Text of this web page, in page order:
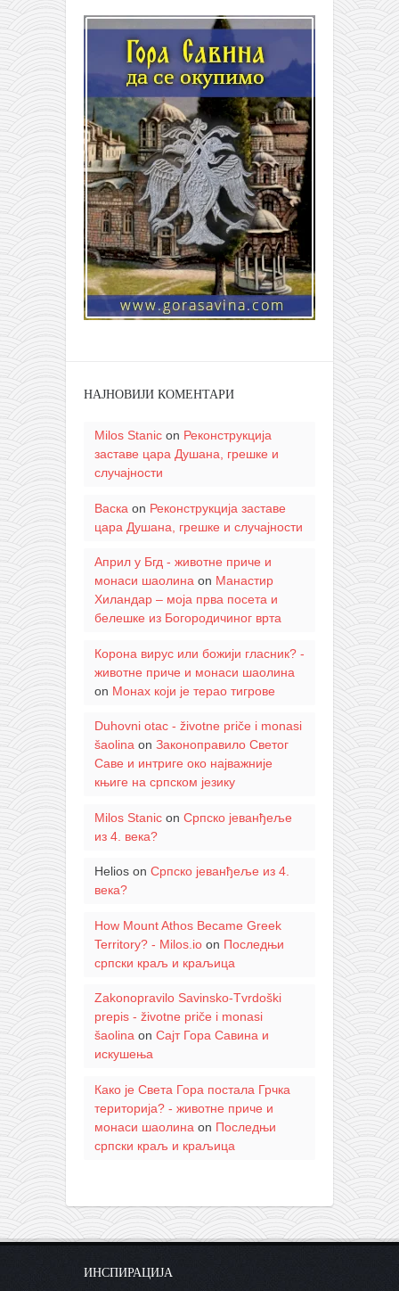
НАЈНОВИЈИ КОМЕНТАРИ
Milos Stanicon Реконструкција
заставе цара Душана, грешке и
случајности
Васка on Реконструкција заставе
цара Душана, грешке и случајности
Април у Бгд - животне приче и
монаси шаолина on Манастир
Хиландар – моја прва посета и
белешке из Богородичиног врта
Корона вирус или божији гласник? -
животне приче и монаси шаолина
on Монах који је терао тигрове
Duhovni otac - životne priče i monasi
šaolinaon Законоправило Светог
Саве и интриге око најважније
књиге на српском језику
Milos Stanicon Српско јеванђеље
из 4. века?
Helioson Српско јеванђеље из 4.
века?
How Mount Athos Became Greek
Territory? - Milos.ioon Последњи
српски краљ и краљица
Zakonopravilo Savinsko-Tvrdoški
prepis - životne priče i monasi
šaolinaon Сајт Гора Савина и
искушења
Како је Света Гора постала Грчка
територија? - животне приче и
монаси шаолина on Последњи
српски краљ и краљица
ИНСПИРАЦИЈА